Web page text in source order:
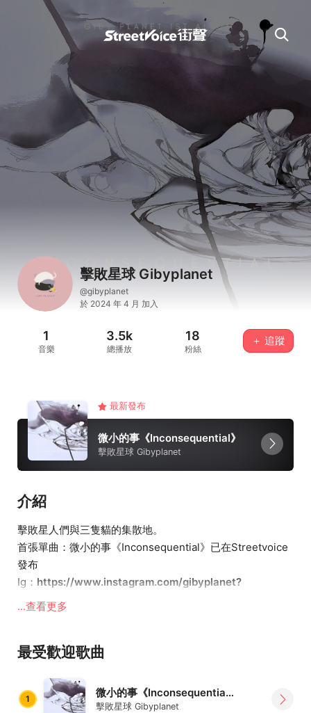
擊敗星球 Gibyplanet
@gibyplanet
於 2024 年 4 月 加入
1
音樂
3.5k
總播放
18
粉絲
＋ 追蹤
最新發布
微小的事《Inconsequential》
擊敗星球 Gibyplanet
介紹
擊敗星人們與三隻貓的集散地。
首張單曲：微小的事《Inconsequential》已在Streetvoice
發布
Ig： https://www.instagram.com/gibyplanet?
r=nametag
Spotify：
si=p4bx65FuQsuxeeksFxVGzg&context=spotify%3Aal
...查看更多
最受歡迎歌曲
1 微小的事《Inconsequential》
擊敗星球 Gibyplanet